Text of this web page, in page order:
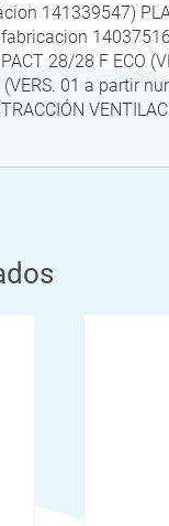
141339547)
28/28 F ECO
(VERS. 01 a partir